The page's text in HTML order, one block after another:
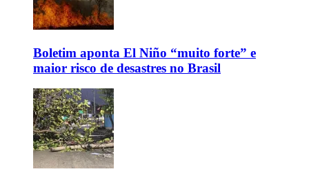
Boletim aponta El Niño “muito forte” e
maior risco de desastres no Brasil